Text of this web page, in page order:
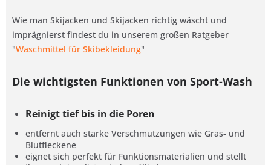
Wie man Skijacken und Skijacken richtig wäscht und
imprägnierst findest du in unserem großen Ratgeber
"Waschmittel für Skibekleidung"
Die wichtigsten Funktionen von Sport-Wash
Reinigt tief bis in die Poren
entfernt auch starke Verschmutzungen wie Gras- und
Blutfleckene
eignet sich perfekt für Funktionsmaterialien und stellt